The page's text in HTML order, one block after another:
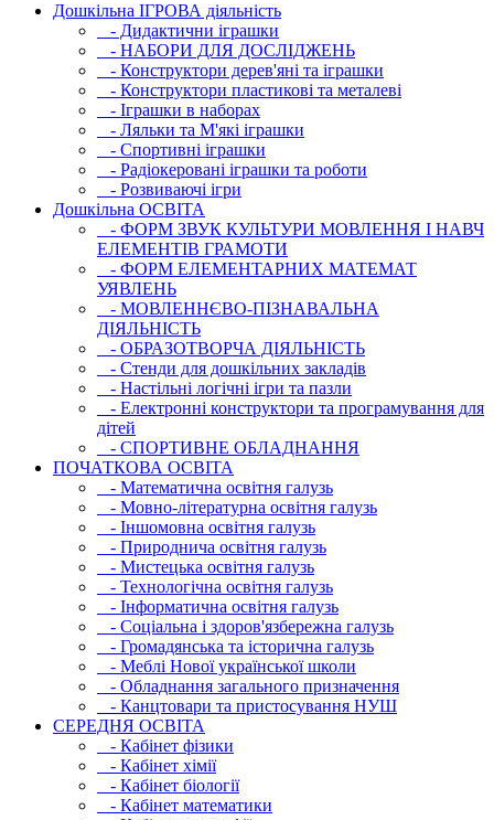
Дошкільна ІГРОВА діяльність
- Дидактични іграшки
- НАБОРИ ДЛЯ ДОСЛІДЖЕНЬ
- Конструктори дерев'яні та іграшки
- Конструктори пластикові та металеві
- Іграшки в наборах
- Ляльки та М'які іграшки
- Спортивні іграшки
- Радіокеровані іграшки та роботи
- Розвиваючі ігри
Дошкільна ОСВIТА
- ФОРМ ЗВУК КУЛЬТУРИ МОВЛЕННЯ І НАВЧ
ЕЛЕМЕНТІВ ГРАМОТИ
- ФОРМ ЕЛЕМЕНТАРНИХ МАТЕМАТ
УЯВЛЕНЬ
- МОВЛЕННЄВО-ПІЗНАВАЛЬНА
ДІЯЛЬНІСТЬ
- ОБРАЗОТВОРЧА ДІЯЛЬНІСТЬ
- Стенди для дошкільних закладів
- Настільні логічні ігри та пазли
- Електронні конструктори та програмування для
дітей
- СПОРТИВНЕ ОБЛАДНАННЯ
ПОЧАТКОВА ОСВIТА
- Математична освітня галузь
- Мовно-літературна освітня галузь
- Iншомовна освітня галузь
- Природнича освітня галузь
- Мистецька освітня галузь
- Технологічна освітня галузь
- Інфopматична освітня галузь
- Соціальна і здоров'язбережна галузь
- Громадянська та історична галузь
- Меблі Нової української школи
- Обладнання загального призначення
- Канцтовари та пристосування НУШ
СЕРЕДНЯ ОСВIТА
- Кабінет фізики
- Кабінет хімії
- Кабінет біології
- Кабінет математики